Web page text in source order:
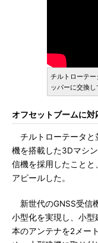
チルトローテー
ッパーに交換
オフセットブームに
チルトローテータと
機を搭載した3Dマシ
信機を採用したこと
アピールした。
新世代のGNSS受信
小型化を実現し、小
本のアンテナを2メー